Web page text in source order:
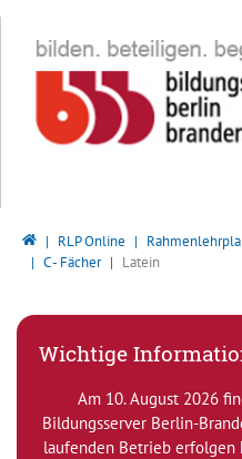
Bildungsserver Berlin -
RLP Online
C - Fächer
Latein
Wichtige
Am 10. August 2026
Bildungsserver Berlin-
laufenden Betrieb erfolgen